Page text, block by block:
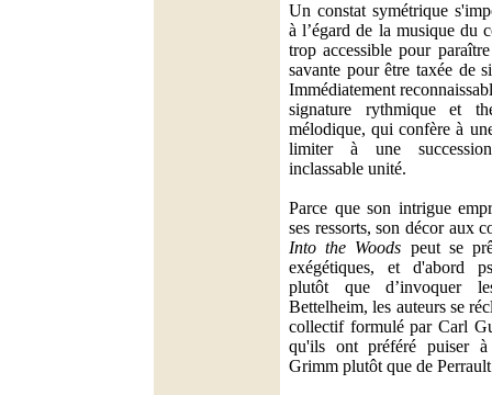
Un constat symétrique
à l’égard de la musique du
trop accessible pour
savante pour être taxée de
Immédiatement
signature rythmique et
mélodique, qui confère à
limiter à une
inclassable unité.
Parce que son intrigue
ses ressorts, son décor aux
Into the Woods peut se
exégétiques, et d'abord
plutôt que d’invoquer
Bettelheim, les auteurs se
collectif formulé par Carl
qu'ils ont préféré puiser
Grimm plutôt que de